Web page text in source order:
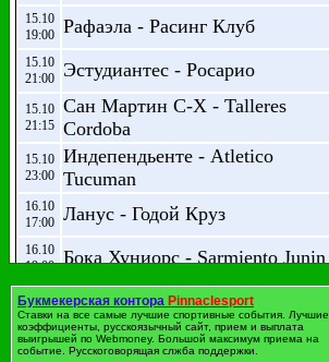
15.10
19:00
Рафаэла - Расинг Клуб
15.10
21:00
Эстудиантес - Росарио
15.10
21:15
Сан Мартин С-Х - Talleres
Cordoba
15.10
23:00
Индепендьенте - Atletico
Tucuman
16.10
17:00
Ланус - Годой Круз
16.10
19:00
Бока Хуниорс - Sarmiento Junin
16.10
19:00
Олимпо - Тигре
16.10
19:15
Ньюэлз О.Б - Гимназия ЛП
Букмекерская контора Pinnaclesport
Ставки на все самые лучшие спортивные события. Лучшие
коэффициенты, русскоязычный сайт, прием и выплата
выигрышей по Webmoney. Большой максимум приема на
событие. Русскоговорящая слжба поддержки.